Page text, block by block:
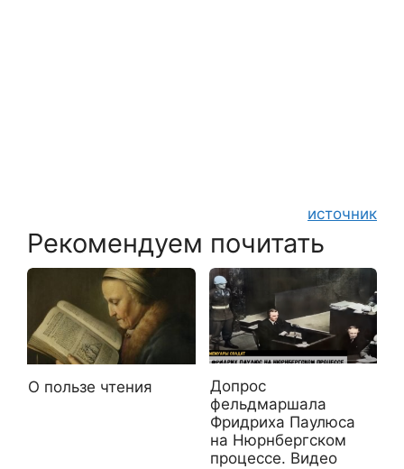
источник
Рекомендуем почитать
О пользе чтения
Допрос
фельдмаршала
Фридриха Паулюса
на Нюрнбергском
процессе. Видео